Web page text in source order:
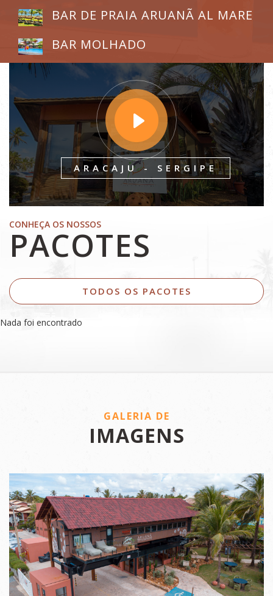
BAR DE PRAIA ARUANÃ AL MARE
BAR MOLHADO
ARACAJU - SERGIPE
CONHEÇA OS NOSSOS
PACOTES
TODOS OS PACOTES
Nada foi encontrado
GALERIA DE
IMAGENS
VER IMAGENS